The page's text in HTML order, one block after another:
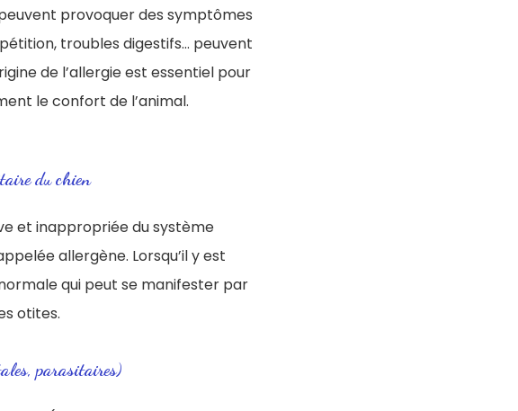
provoquer des symptômes
troubles digestifs… peuvent
de l’allergie est essentiel pour
le confort de l’animal.
du chien
et inappropriée du système
allergène. Lorsqu’il y est
qui peut se manifester par
otites.
parasitaires)